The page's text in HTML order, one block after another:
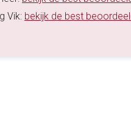
Vik: bekijk de best